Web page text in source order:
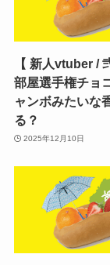
【 新人vtuber /
部屋選手権チョ
ャンボみたいな
る？
2025年12月10日